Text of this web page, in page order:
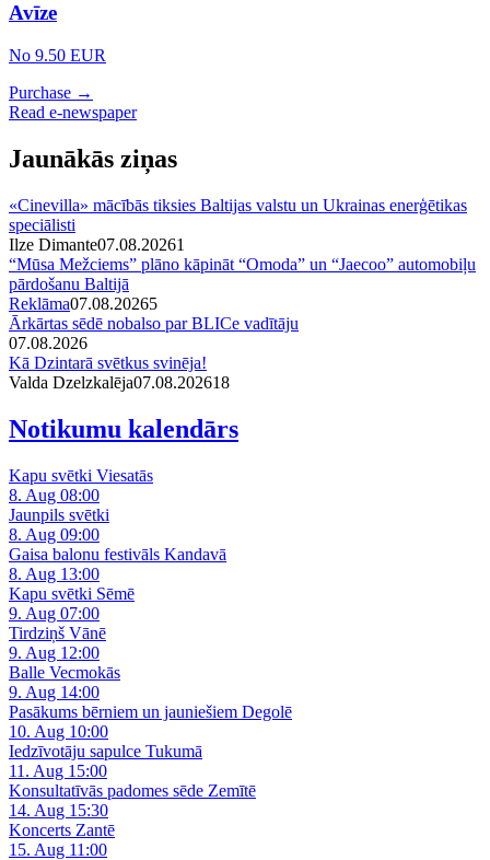
Avīze
No 9.50 EUR
Purchase →
Read e-newspaper
Jaunākās ziņas
«Cinevilla» mācībās tiksies Baltijas valstu un Ukrainas enerģētikas
speciālisti
Ilze Dimante07.08.20261
“Mūsa Mežciems” plāno kāpināt “Omoda” un “Jaecoo” automobiļu
pārdošanu Baltijā
Reklāma07.08.20265
Ārkārtas sēdē nobalso par BLICe vadītāju
07.08.2026
Kā Dzintarā svētkus svinēja!
Valda Dzelzkalēja07.08.202618
Notikumu kalendārs
Kapu svētki Viesatās
8. Aug 08:00
Jaunpils svētki
8. Aug 09:00
Gaisa balonu festivāls Kandavā
8. Aug 13:00
Kapu svētki Sēmē
9. Aug 07:00
Tirdziņš Vānē
9. Aug 12:00
Balle Vecmokās
9. Aug 14:00
Pasākums bērniem un jauniešiem Degolē
10. Aug 10:00
Iedzīvotāju sapulce Tukumā
11. Aug 15:00
Konsultatīvās padomes sēde Zemītē
14. Aug 15:30
Koncerts Zantē
15. Aug 11:00